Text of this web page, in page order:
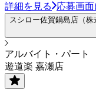
詳細を見る 応募画
スシロー佐賀鍋島店（
アルバイト・パート
遊道楽 嘉瀬店